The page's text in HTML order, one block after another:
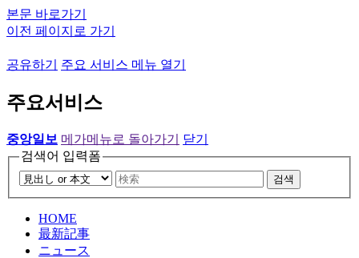
본문 바로가기
이전 페이지로 가기
공유하기 주요 서비스 메뉴 열기
주요서비스
중앙일보 메가메뉴로 돌아가기
닫기
검색어 입력폼
검색
HOME
最新記事
ニュース